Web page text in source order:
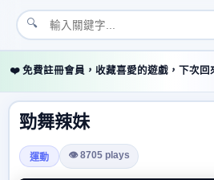
🔍
❤️ 免費註冊會員，收藏喜愛的遊戲，下次回
勁舞辣妹
運動 👁 8705 plays